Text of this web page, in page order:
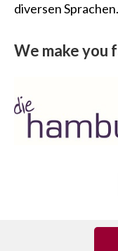
diversen Sprachen.
We make you